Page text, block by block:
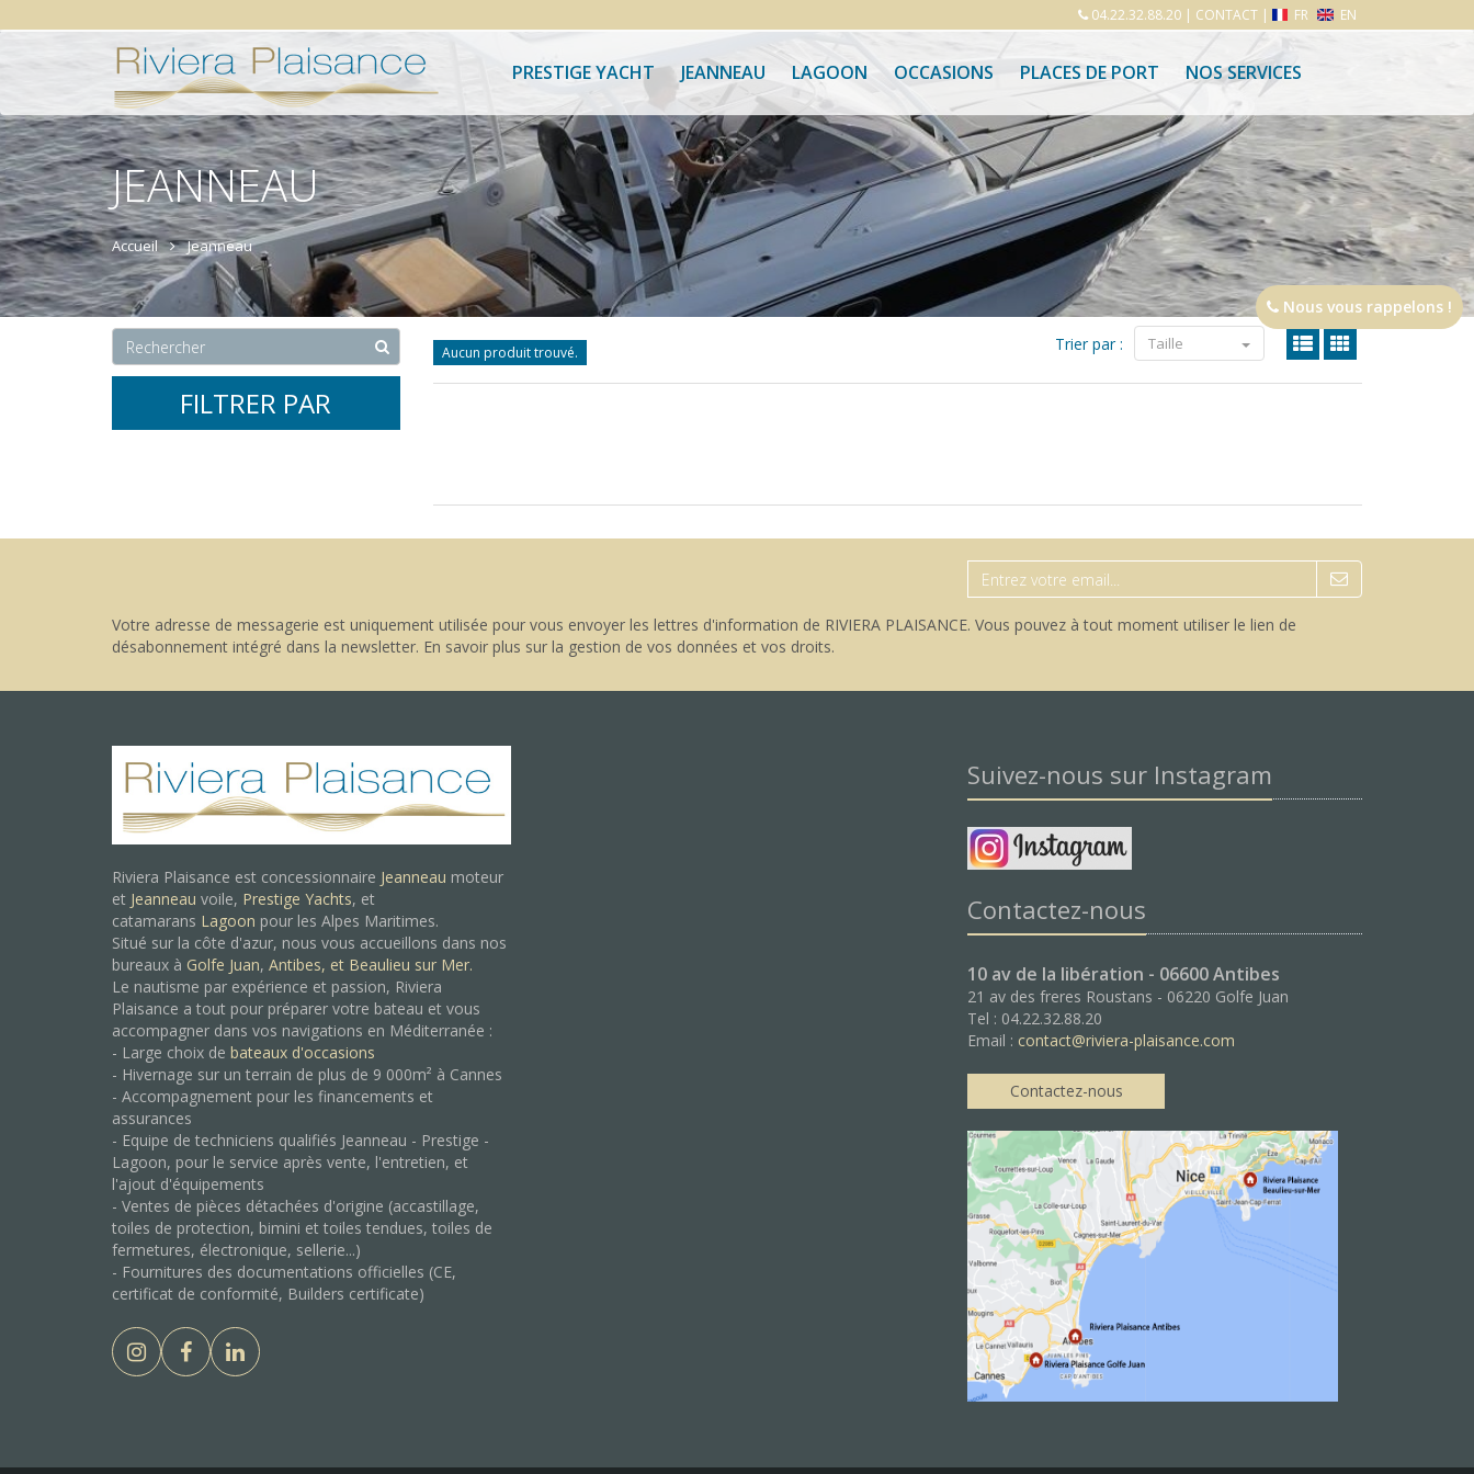
04.22.32.88.20| CONTACT| FR EN
PRESTIGE YACHT JEANNEAU LAGOON OCCASIONS PLACES DE PORT NOS SERVICES
JEANNEAU
Accueil Jeanneau
FILTRER PAR
Aucun produit trouvé. Trier par : Taille
Votre adresse de messagerie est uniquement utilisée pour vous envoyer les lettres d'information de RIVIERA PLAISANCE. Vous pouvez à tout moment utiliser le lien de
désabonnement intégré dans la newsletter. En savoir plus sur la gestion de vos données et vos droits.
Riviera Plaisance est concessionnaire Jeanneau moteur
et Jeanneau voile, Prestige Yachts, et
catamarans Lagoon pour les Alpes Maritimes.
Situé sur la côte d'azur, nous vous accueillons dans nos
bureaux à Golfe Juan, Antibes, et Beaulieu sur Mer.
Le nautisme par expérience et passion, Riviera
Plaisance a tout pour préparer votre bateau et vous
accompagner dans vos navigations en Méditerranée :
- Large choix de bateaux d'occasions
- Hivernage sur un terrain de plus de 9 000m² à Cannes
- Accompagnement pour les financements et
assurances
- Equipe de techniciens qualifiés Jeanneau - Prestige -
Lagoon, pour le service après vente, l'entretien, et
l'ajout d'équipements
- Ventes de pièces détachées d'origine (accastillage,
toiles de protection, bimini et toiles tendues, toiles de
fermetures, électronique, sellerie...)
- Fournitures des documentations officielles (CE,
certificat de conformité, Builders certificate)
Suivez-nous sur Instagram
Contactez-nous
10 av de la libération - 06600 Antibes
21 av des freres Roustans - 06220 Golfe Juan
Tel : 04.22.32.88.20
Email : contact@riviera-plaisance.com
Contactez-nous
Nous vous rappelons !